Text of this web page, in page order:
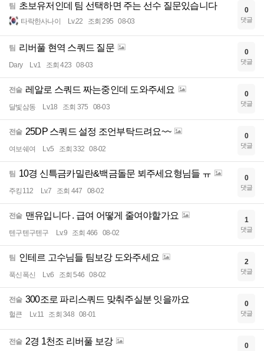
팀 초보유저인데 팀 선택하면 주는 선수 질문있습니다
타락한사나이 Lv.22 조회 295 08-03
0
댓글
팀 리버풀 현역 스쿼드 질문
Dary Lv.1 조회 423 08-03
0
댓글
전술 레알로 스쿼드 짜는중인데 도와주세요
달빛삼동 Lv.18 조회 375 08-03
0
댓글
전술 25DP 스쿼드 설정 조언부탁드려요~~
여보쉐여 Lv.5 조회 332 08-02
0
댓글
팀 10경 신특금카밀란&백금돌문 뵈주세요형님들 ㅠ
주킹112 Lv.7 조회 447 08-02
0
댓글
전술 맨유입니다 . 급여 어떻게 줄여야할가요
텐구텐구텐구 Lv.9 조회 466 08-02
1
댓글
팀 인테르 고수님들 팀보강 도와주세요
푹신폭신 Lv.6 조회 546 08-02
2
댓글
전술 300조로 파리스쿼드 맞춰주실분 잇을까요
헐큰 Lv.11 조회 348 08-01
0
댓글
전술 2경 1천조 리버풀 보강 0